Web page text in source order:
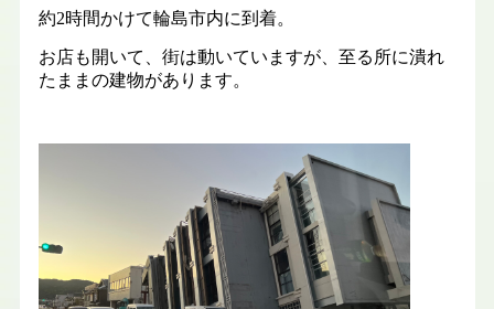
約2時間かけて輪島市内に到着。
お店も開いて、街は動いていますが、至る所に潰れ
たままの建物があります。